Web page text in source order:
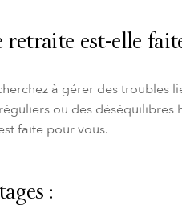
retraite est-elle
à gérer des troubles
ou des déséquilibres
faite pour vous.
: